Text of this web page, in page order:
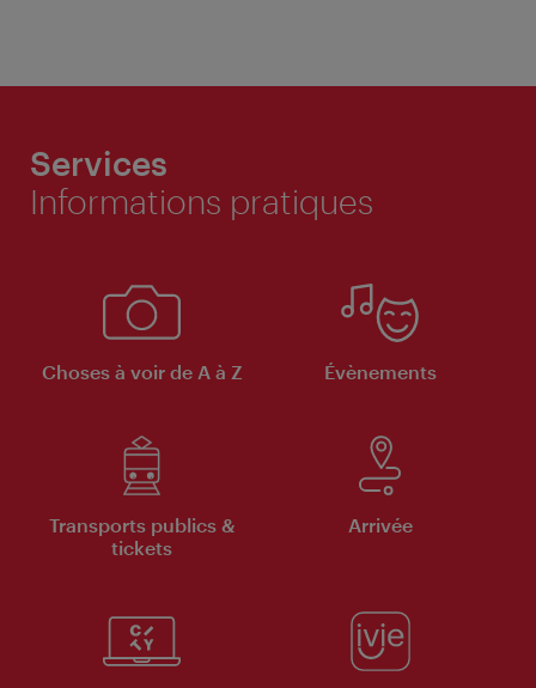
Services
Informations pratiques
Choses à voir de A à Z Évènements
Transports publics &
tickets
Arrivée